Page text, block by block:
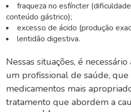
fraqueza no esfíncter
conteúdo gástrico);
excesso de ácido (produção
lentidão digestiva.
Nessas situações, é
um profissional de saúde,
medicamentos mais
tratamento que abordem a